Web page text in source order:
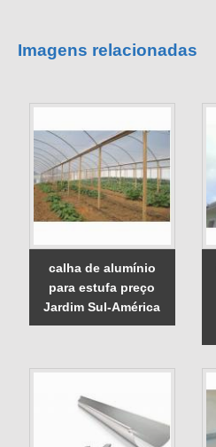
Imagens relacionadas
calha de alumínio
para estufa preço
Jardim Sul-América